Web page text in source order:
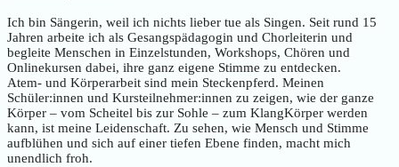
Ich bin Sängerin, weil ich nichts lieber tue als Singen. Seit rund 15
Jahren arbeite ich als Gesangspädagogin und Chorleiterin und
begleite Menschen in Einzelstunden, Workshops, Chören und
Onlinekursen dabei, ihre ganz eigene Stimme zu entdecken.
Atem- und Körperarbeit sind mein Steckenpferd. Meinen
Schüler:innen und Kursteilnehmer:innen zu zeigen, wie der ganze
Körper – vom Scheitel bis zur Sohle – zum KlangKörper werden
kann, ist meine Leidenschaft. Zu sehen, wie Mensch und Stimme
aufblühen und sich auf einer tiefen Ebene finden, macht mich
unendlich froh.